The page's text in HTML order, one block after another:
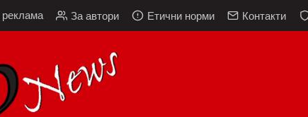
За автори Етични норми Контакти